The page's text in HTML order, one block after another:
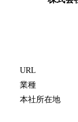
URL
業種
本社所在地